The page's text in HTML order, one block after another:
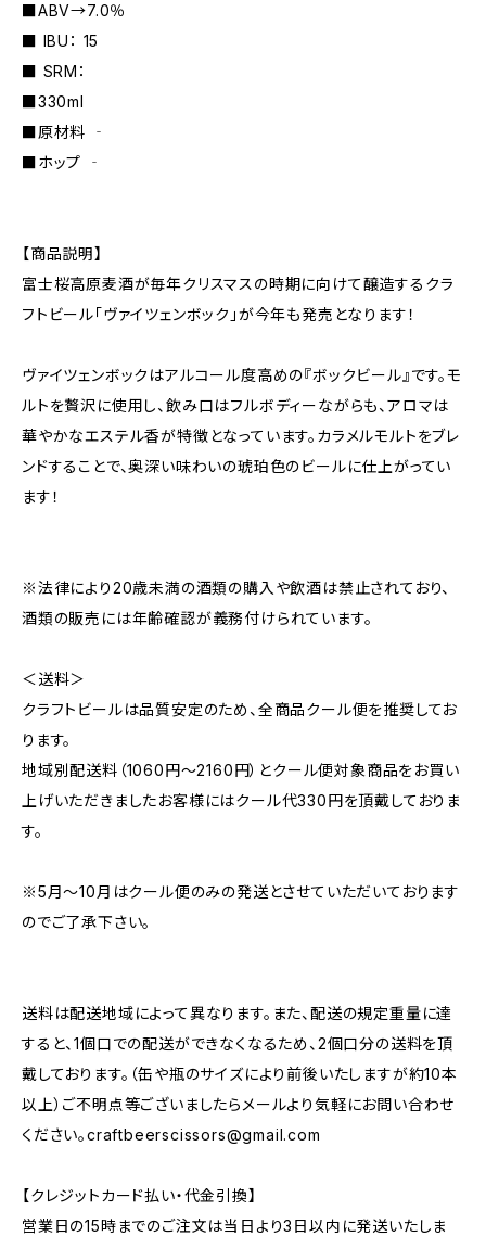
■ABV→7.0％
■ IBU： 15
■ SRM：
■330ml
■原材料 ‐
■ホップ ‐
【商品説明】
富士桜高原麦酒が毎年クリスマスの時期に向けて醸造するクラ
フトビール「ヴァイツェンボック」が今年も発売となります！
ヴァイツェンボックはアルコール度高めの『ボックビール』です。モ
ルトを贅沢に使用し、飲み口はフルボディーながらも、アロマは
華やかなエステル香が特徴となっています。カラメルモルトをブレ
ンドすることで、奥深い味わいの琥珀色のビールに仕上がってい
ます！
※法律により20歳未満の酒類の購入や飲酒は禁止されており、
酒類の販売には年齢確認が義務付けられています。
＜送料＞
クラフトビールは品質安定のため、全商品クール便を推奨してお
ります。
地域別配送料（1060円～2160円）とクール便対象商品をお買い
上げいただきましたお客様にはクール代330円を頂戴しておりま
す。
※5月～10月はクール便のみの発送とさせていただいております
のでご了承下さい。
送料は配送地域によって異なります。また、配送の規定重量に達
すると、1個口での配送ができなくなるため、2個口分の送料を頂
戴しております。（缶や瓶のサイズにより前後いたしますが約10本
以上）ご不明点等ございましたらメールより気軽にお問い合わせ
ください。craftbeerscissors@gmail.com
【クレジットカード払い・代金引換】
営業日の15時までのご注文は当日より3日以内に発送いたしま